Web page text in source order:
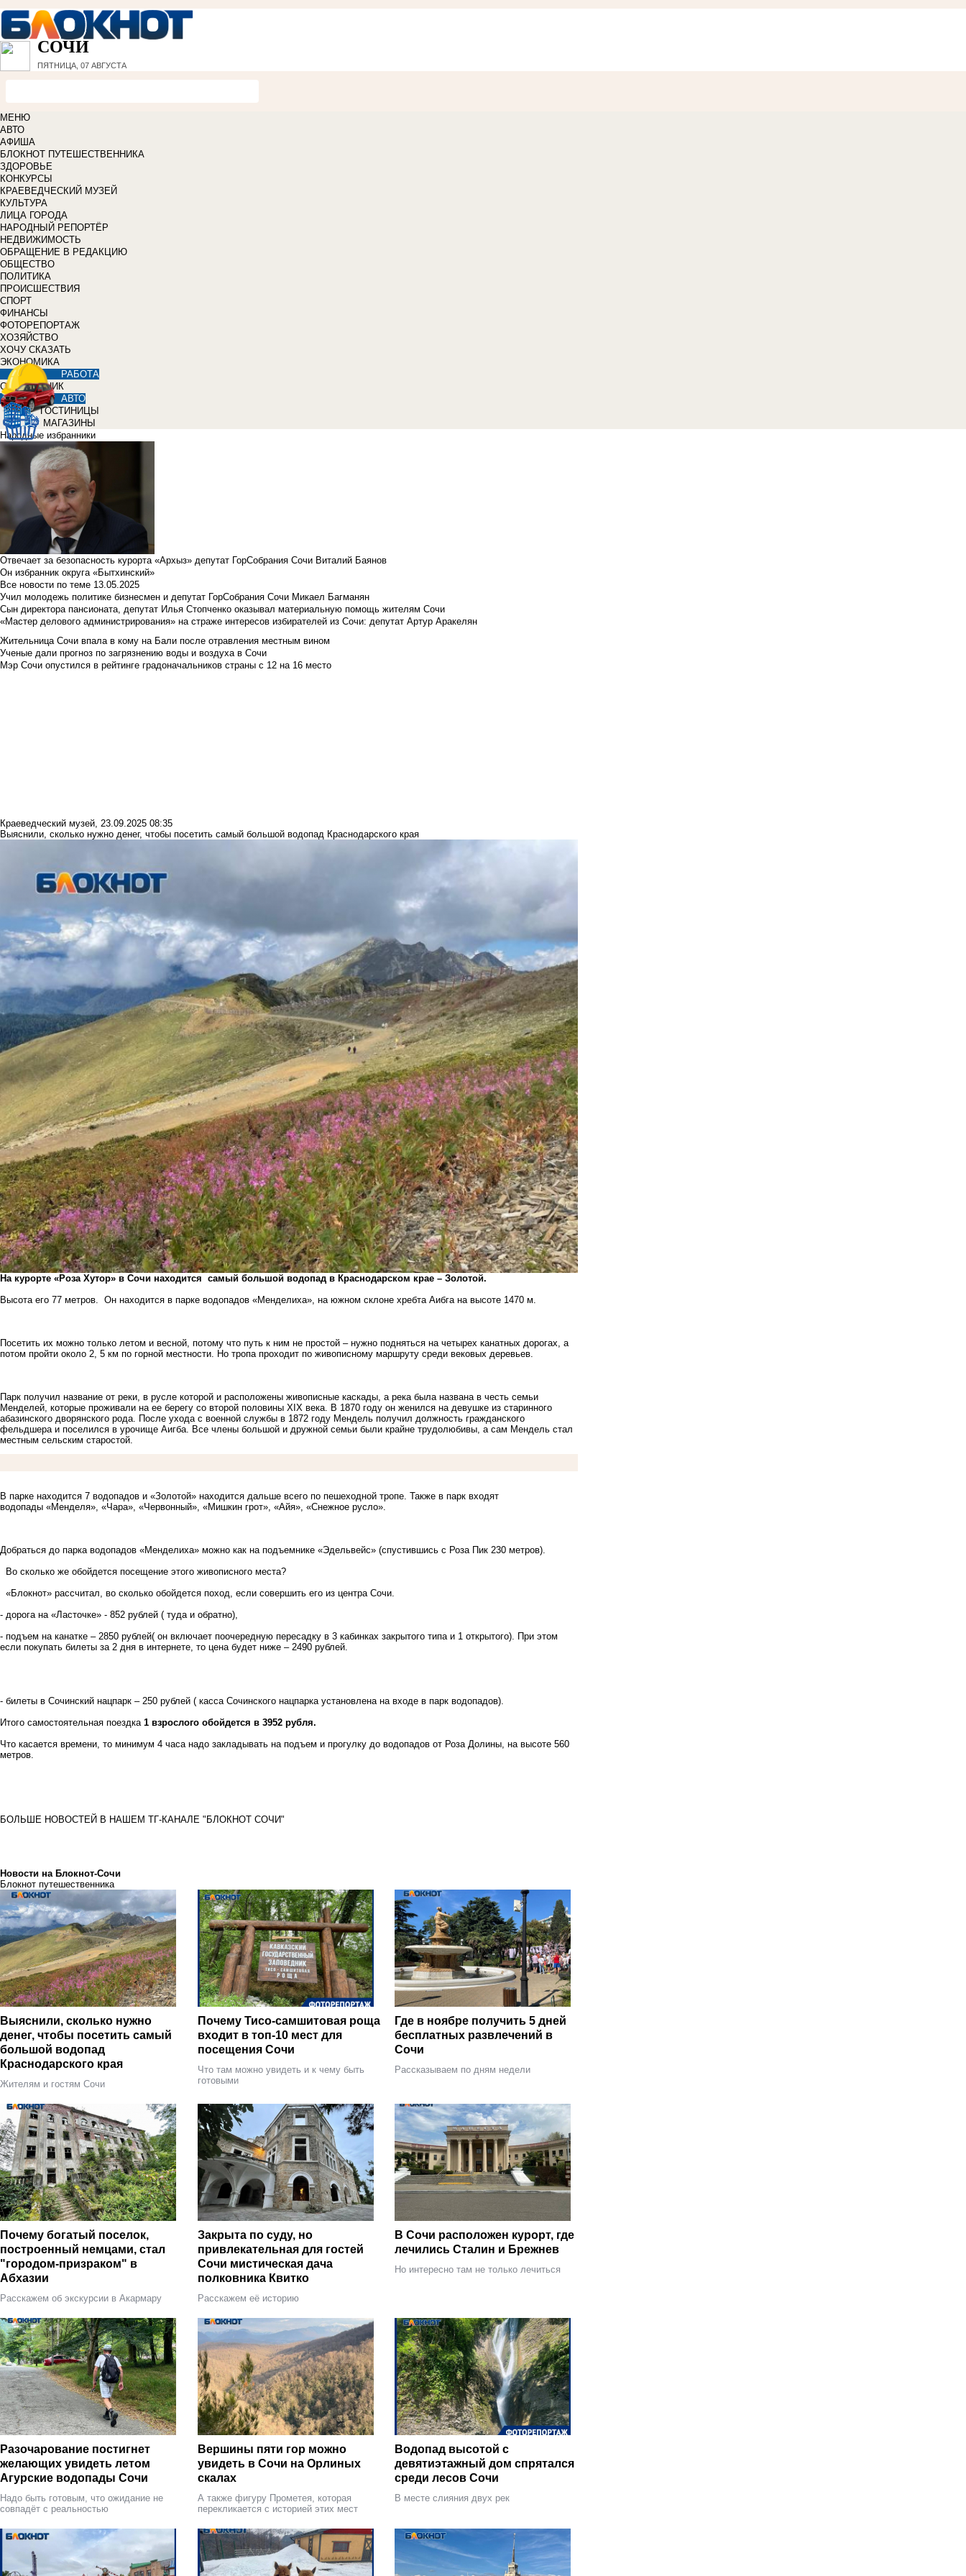
СОЧИ
ПЯТНИЦА, 07 АВГУСТА
МЕНЮ
АВТО
АФИША
БЛОКНОТ ПУТЕШЕСТВЕННИКА
ЗДОРОВЬЕ
КОНКУРСЫ
КРАЕВЕДЧЕСКИЙ МУЗЕЙ
КУЛЬТУРА
ЛИЦА ГОРОДА
НАРОДНЫЙ РЕПОРТЁР
НЕДВИЖИМОСТЬ
ОБРАЩЕНИЕ В РЕДАКЦИЮ
ОБЩЕСТВО
ПОЛИТИКА
ПРОИСШЕСТВИЯ
СПОРТ
ФИНАНСЫ
ФОТОРЕПОРТАЖ
ХОЗЯЙСТВО
ХОЧУ СКАЗАТЬ
ЭКОНОМИКА
РАБОТА
СПРАВОЧНИК
АВТО
ГОСТИНИЦЫ
МАГАЗИНЫ
Народные избранники
Отвечает за безопасность курорта «Архыз» депутат ГорСобрания Сочи Виталий Баянов
Он избранник округа «Бытхинский»
Все новости по теме 13.05.2025
Учил молодежь политике бизнесмен и депутат ГорСобрания Сочи Микаел Багманян
Сын директора пансионата, депутат Илья Стопченко оказывал материальную помощь жителям Сочи
«Мастер делового администрирования» на страже интересов избирателей из Сочи: депутат Артур Аракелян
Жительница Сочи впала в кому на Бали после отравления местным вином
Ученые дали прогноз по загрязнению воды и воздуха в Сочи
Мэр Сочи опустился в рейтинге градоначальников страны с 12 на 16 место
Краеведческий музей, 23.09.2025 08:35
Выяснили, сколько нужно денег, чтобы посетить самый большой водопад Краснодарского края
На курорте «Роза Хутор» в Сочи находится самый большой водопад в Краснодарском крае – Золотой.
Высота его 77 метров. Он находится в парке водопадов «Менделиха», на южном склоне хребта Аибга на высоте 1470 м.
Посетить их можно только летом и весной, потому что путь к ним не простой – нужно подняться на четырех канатных дорогах, а
потом пройти около 2, 5 км по горной местности. Но тропа проходит по живописному маршруту среди вековых деревьев.
Парк получил название от реки, в русле которой и расположены живописные каскады, а река была названа в честь семьи
Менделей, которые проживали на ее берегу со второй половины XIX века. В 1870 году он женился на девушке из старинного
абазинского дворянского рода. После ухода с военной службы в 1872 году Мендель получил должность гражданского
фельдшера и поселился в урочище Аигба. Все члены большой и дружной семьи были крайне трудолюбивы, а сам Мендель стал
местным сельским старостой.
В парке находится 7 водопадов и «Золотой» находится дальше всего по пешеходной тропе. Также в парк входят
водопады «Менделя», «Чара», «Червонный», «Мишкин грот», «Айя», «Снежное русло».
Добраться до парка водопадов «Менделиха» можно как на подъемнике «Эдельвейс» (спустившись с Роза Пик 230 метров).
Во сколько же обойдется посещение этого живописного места?
«Блокнот» рассчитал, во сколько обойдется поход, если совершить его из центра Сочи.
- дорога на «Ласточке» - 852 рублей ( туда и обратно),
- подъем на канатке – 2850 рублей( он включает поочередную пересадку в 3 кабинках закрытого типа и 1 открытого). При этом
если покупать билеты за 2 дня в интернете, то цена будет ниже – 2490 рублей.
- билеты в Сочинский нацпарк – 250 рублей ( касса Сочинского нацпарка установлена на входе в парк водопадов).
Итого самостоятельная поездка 1 взрослого обойдется в 3952 рубля.
Что касается времени, то минимум 4 часа надо закладывать на подъем и прогулку до водопадов от Роза Долины, на высоте 560
метров.
БОЛЬШЕ НОВОСТЕЙ В НАШЕМ ТГ-КАНАЛЕ "БЛОКНОТ СОЧИ"
Новости на Блoкнoт-Сочи
Блокнот путешественника
Выяснили, сколько нужно
денег, чтобы посетить самый
большой водопад
Краснодарского края
Жителям и гостям Сочи
Почему Тисо-самшитовая роща
входит в топ-10 мест для
посещения Сочи
Что там можно увидеть и к чему быть
готовыми
Где в ноябре получить 5 дней
бесплатных развлечений в
Сочи
Рассказываем по дням недели
Почему богатый поселок,
построенный немцами, стал
"городом-призраком" в
Абхазии
Расскажем об экскурсии в Акармару
Закрыта по суду, но
привлекательная для гостей
Сочи мистическая дача
полковника Квитко
Расскажем её историю
В Сочи расположен курорт, где
лечились Сталин и Брежнев
Но интересно там не только лечиться
Разочарование постигнет
желающих увидеть летом
Агурские водопады Сочи
Надо быть готовым, что ожидание не
совпадёт с реальностью
Вершины пяти гор можно
увидеть в Сочи на Орлиных
скалах
А также фигуру Прометея, которая
перекликается с историей этих мест
Водопад высотой с
девятиэтажный дом спрятался
среди лесов Сочи
В месте слияния двух рек